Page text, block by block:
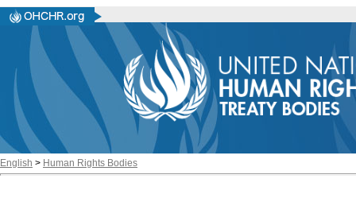
English > Human Rights Bodies